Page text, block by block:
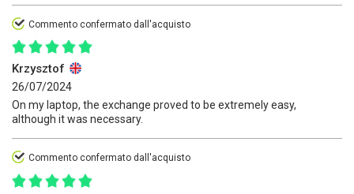
Commento confermato dall'acquisto
Krzysztof
26/07/2024
On my laptop, the exchange proved to be extremely easy,
although it was necessary.
Commento confermato dall'acquisto